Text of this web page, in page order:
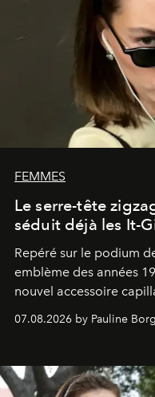
FEMMES
Le serre-tête
séduit déjà les It-
Repéré sur le podium
emblème des années
nouvel accessoire
07.08.2026 by Pauline